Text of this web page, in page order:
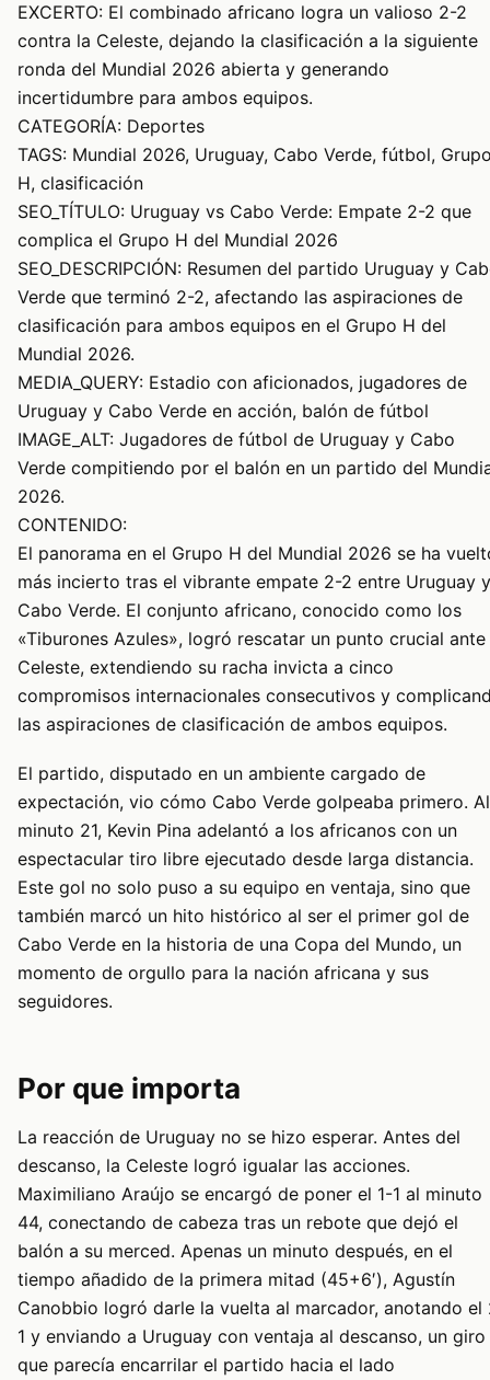
EXCERTO: El combinado africano logra un valioso 2-2
contra la Celeste, dejando la clasificación a la siguiente
ronda del Mundial 2026 abierta y generando
incertidumbre para ambos equipos.
CATEGORÍA: Deportes
TAGS: Mundial 2026, Uruguay, Cabo Verde, fútbol,
H, clasificación
SEO_TÍTULO: Uruguay vs Cabo Verde: Empate 2-2 que
complica el Grupo H del Mundial 2026
SEO_DESCRIPCIÓN: Resumen del partido Uruguay y
Verde que terminó 2-2, afectando las aspiraciones de
clasificación para ambos equipos en el Grupo H del
Mundial 2026.
MEDIA_QUERY: Estadio con aficionados, jugadores de
Uruguay y Cabo Verde en acción, balón de fútbol
IMAGE_ALT: Jugadores de fútbol de Uruguay y Cabo
Verde compitiendo por el balón en un partido del
2026.
CONTENIDO:
El panorama en el Grupo H del Mundial 2026 se ha
más incierto tras el vibrante empate 2-2 entre Uruguay y
Cabo Verde. El conjunto africano, conocido como los
«Tiburones Azules», logró rescatar un punto crucial ante
Celeste, extendiendo su racha invicta a cinco
compromisos internacionales consecutivos y
las aspiraciones de clasificación de ambos equipos.
El partido, disputado en un ambiente cargado de
expectación, vio cómo Cabo Verde golpeaba primero. Al
minuto 21, Kevin Pina adelantó a los africanos con un
espectacular tiro libre ejecutado desde larga distancia.
Este gol no solo puso a su equipo en ventaja, sino que
también marcó un hito histórico al ser el primer gol de
Cabo Verde en la historia de una Copa del Mundo, un
momento de orgullo para la nación africana y sus
seguidores.
Por que importa
La reacción de Uruguay no se hizo esperar. Antes del
descanso, la Celeste logró igualar las acciones.
Maximiliano Araújo se encargó de poner el 1-1 al minuto
44, conectando de cabeza tras un rebote que dejó el
balón a su merced. Apenas un minuto después, en el
tiempo añadido de la primera mitad (45+6′), Agustín
Canobbio logró darle la vuelta al marcador, anotando el
1 y enviando a Uruguay con ventaja al descanso, un giro
que parecía encarrilar el partido hacia el lado